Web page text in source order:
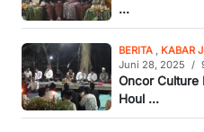
...
BERITA KABAR
Juni 28, 2025
/
Oncor Culture
Houl ...